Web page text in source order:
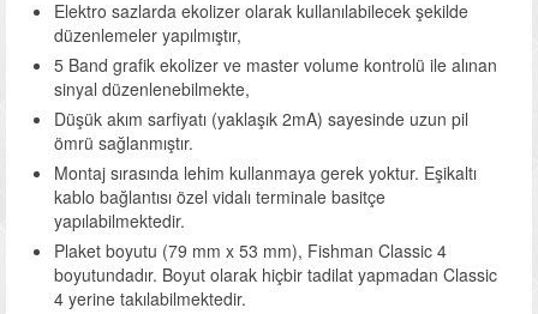
Elektro sazlarda ekolizer olarak kullanılabilecek şekilde
düzenlemeler yapılmıştır,
5 Band grafik ekolizer ve master volume kontrolü ile alınan
sinyal düzenlenebilmekte,
Düşük akım sarfiyatı (yaklaşık 2mA) sayesinde uzun pil
ömrü sağlanmıştır.
Montaj sırasında lehim kullanmaya gerek yoktur. Eşikaltı
kablo bağlantısı özel vidalı terminale basitçe
yapılabilmektedir.
Plaket boyutu (79 mm x 53 mm), Fishman Classic 4
boyutundadır. Boyut olarak hiçbir tadilat yapmadan Classic
4 yerine takılabilmektedir.